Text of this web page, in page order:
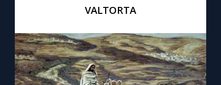
Faire un don
Marie de Nazareth
VALTORTA